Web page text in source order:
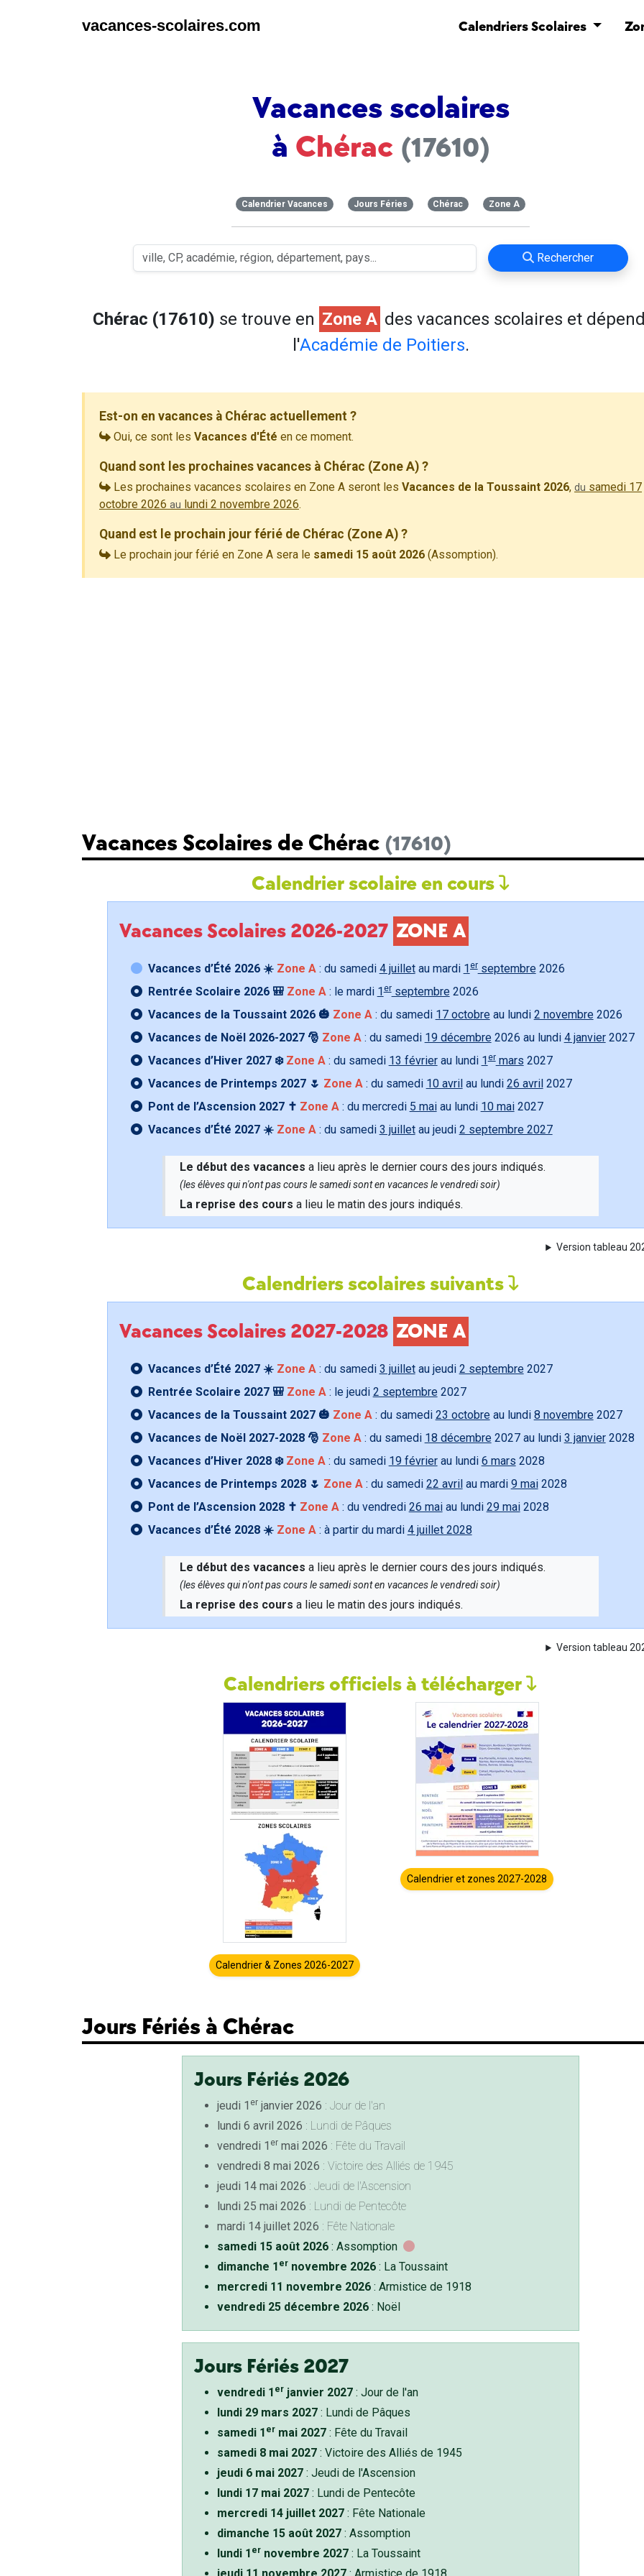
vacances-scolaires.com Calendriers Scolaires
Vacances scolaires
à Chérac (17610)
Calendrier Vacances Jours Féries Chérac Zone A
Rechercher
Chérac (17610) se trouve en Zone A des vacances scolaires et
l'Académie de Poitiers.
Est-on en vacances à Chérac actuellement ?
Oui, ce sont les Vacances d'Été en ce moment.
Quand sont les prochaines vacances à Chérac (Zone A) ?
Les prochaines vacances scolaires en Zone A seront les Vacances de la Toussaint 2026, du samedi 17
octobre 2026 au lundi 2 novembre 2026.
Quand est le prochain jour férié de Chérac (Zone A) ?
Le prochain jour férié en Zone A sera le samedi 15 août 2026 (Assomption).
Vacances Scolaires de Chérac (17610)
Calendrier scolaire en cours
Vacances Scolaires 2026-2027 ZONE A
Vacances d’Été 2026 ☀️ Zone A: du samedi 4 juilletau mardi 1 erseptembre 2026
Rentrée Scolaire 2026 🎒 Zone A: le mardi 1erseptembre 2026
Vacances de la Toussaint 2026 🎃 Zone A: du samedi 17 octobre au lundi 2 novembre 2026
Vacances de Noël 2026-2027 🎅 Zone A: du samedi 19 décembre 2026 au lundi 4 janvier2027
Vacances d’Hiver 2027 ❄️ Zone A: du samedi 13 févrierau lundi 1ermars 2027
Vacances de Printemps 2027 🌷 Zone A: du samedi 10 avril au lundi 26 avril 2027
Pont de l’Ascension 2027 ✝️ Zone A: du mercredi 5 maiau lundi 10 mai2027
Vacances d’Été 2027 ☀️ Zone A: du samedi 3 juilletau jeudi 2 septembre 2027
Le début des vacances a lieu après le dernier cours des jours indiqués.
(les élèves qui n'ont pas cours le samedi sont en vacances le vendredi soir)
La reprise des cours a lieu le matin des jours indiqués.
Version tableau
Calendriers scolaires suivants
Vacances Scolaires 2027-2028 ZONE A
Vacances d’Été 2027 ☀️ Zone A: du samedi 3 juilletau jeudi 2 septembre 2027
Rentrée Scolaire 2027 🎒 Zone A: le jeudi 2 septembre 2027
Vacances de la Toussaint 2027 🎃 Zone A: du samedi 23 octobre au lundi 8 novembre 2027
Vacances de Noël 2027-2028 🎅 Zone A: du samedi 18 décembre 2027 au lundi 3 janvier2028
Vacances d’Hiver 2028 ❄️ Zone A: du samedi 19 févrierau lundi 6 mars 2028
Vacances de Printemps 2028 🌷 Zone A: du samedi 22 avril au mardi 9 mai2028
Pont de l’Ascension 2028 ✝️ Zone A: du vendredi 26 maiau lundi 29 mai2028
Vacances d’Été 2028 ☀️ Zone A: à partir du mardi 4 juillet 2028
Le début des vacances a lieu après le dernier cours des jours indiqués.
(les élèves qui n'ont pas cours le samedi sont en vacances le vendredi soir)
La reprise des cours a lieu le matin des jours indiqués.
Version tableau
Calendriers officiels à télécharger
Calendrier & Zones 2026-2027
Calendrier et zones 2027-2028
Jours Fériés à Chérac
Jours Fériés 2026
jeudi 1 erjanvier 2026 : Jour de l'an
lundi 6 avril 2026 : Lundi de Pâques
vendredi 1 ermai 2026 : Fête du Travail
vendredi 8 mai 2026 : Victoire des Alliés de 1945
jeudi 14 mai 2026 : Jeudi de l'Ascension
lundi 25 mai 2026 : Lundi de Pentecôte
mardi 14 juillet 2026 : Fête Nationale
samedi 15 août 2026: Assomption
dimanche 1 ernovembre 2026: La Toussaint
mercredi 11 novembre 2026: Armistice de 1918
vendredi 25 décembre 2026: Noël
Jours Fériés 2027
vendredi 1 erjanvier 2027: Jour de l'an
lundi 29 mars 2027: Lundi de Pâques
samedi 1 ermai 2027: Fête du Travail
samedi 8 mai 2027: Victoire des Alliés de 1945
jeudi 6 mai 2027: Jeudi de l'Ascension
lundi 17 mai 2027: Lundi de Pentecôte
mercredi 14 juillet 2027: Fête Nationale
dimanche 15 août 2027: Assomption
lundi 1 ernovembre 2027: La Toussaint
jeudi 11 novembre 2027: Armistice de 1918